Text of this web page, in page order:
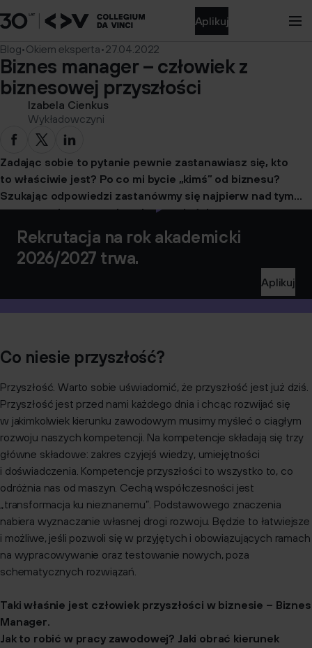
Aplikuj
Blog•Okiem eksperta•27.04.2022
Biznes manager – człowiek z
biznesowej przyszłości
Izabela Cienkus
Wykładowczyni
Zadając sobie to pytanie pewnie zastanawiasz się, kto
to właściwie jest? Po co mi bycie „kimś” od biznesu?
Szukając odpowiedzi zastanówmy się najpierw nad tym…
co nas czeka w zawodowej przyszłości.
Rekrutacja na rok akademicki
2026/2027 trwa.
Aplikuj
Co niesie przyszłość?
Przyszłość. Warto sobie uświadomić, że przyszłość jest już dziś.
Przyszłość jest przed nami każdego dnia i chcąc rozwijać się
w jakimkolwiek kierunku zawodowym musimy myśleć o ciągłym
rozwoju naszych kompetencji. Na kompetencje składają się trzy
główne składowe: zakres czyjejś wiedzy, umiejętności
i doświadczenia. Kompetencje przyszłości to wszystko to, co
odróżnia nas od maszyn. Cechą współczesności jest
„transformacja ku nieznanemu”. Podstawowego znaczenia
nabiera wyznaczanie własnej drogi rozwoju. Będzie to łatwiejsze
i możliwe, jeśli pozwoli się w przyjętych i obowiązujących ramach
na wypracowywanie oraz testowanie nowych, poza
schematycznych rozwiązań.
Taki właśnie jest człowiek przyszłości w biznesie – Biznes
Manager.
Jak to robić w pracy zawodowej? Jaki obrać kierunek